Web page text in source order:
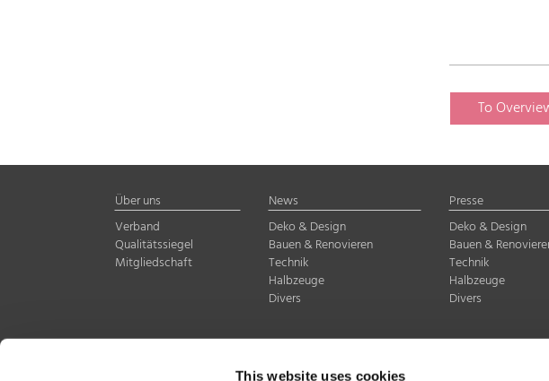
This website uses cookies
To
Über uns
Verband
Qualitätssiegel
Mitgliedschaft
News
Deko & Design
Bauen & Renovieren
Technik
Halbzeuge
Divers
Presse
Deko & Design
Bauen &
Technik
Halbzeuge
Divers
Warenzeichenverband Edelstahl Rostfrei e.V.